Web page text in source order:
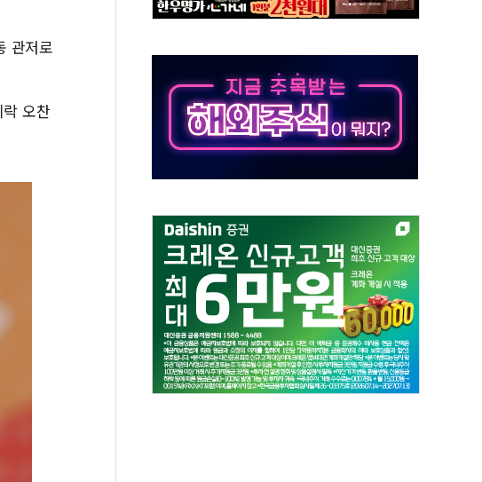
스닥 성장주 담은 채권혼합 펀드 2종 출시
…'삼전·하이닉스'는 사고 급등주는 팔았다
관저로
오찬